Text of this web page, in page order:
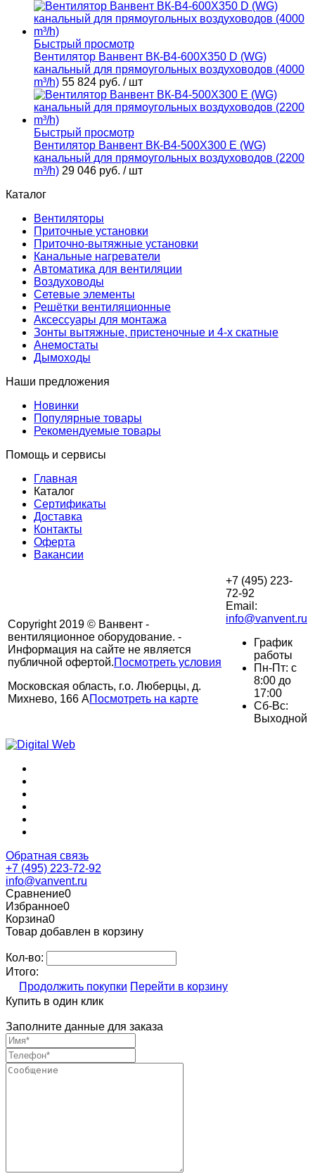
Быстрый просмотр
Вентилятор Ванвент ВК-В4-600Х350 D (WG)
канальный для прямоугольных воздуховодов (4000
m³/h) 55 824 руб. / шт
Быстрый просмотр
Вентилятор Ванвент ВК-В4-500Х300 E (WG)
канальный для прямоугольных воздуховодов (2200
m³/h) 29 046 руб. / шт
Каталог
Вентиляторы
Приточные установки
Приточно-вытяжные установки
Канальные нагреватели
Автоматика для вентиляции
Воздуховоды
Сетевые элементы
Решётки вентиляционные
Аксессуары для монтажа
Зонты вытяжные, пристеночные и 4-х скатные
Анемостаты
Дымоходы
Наши предложения
Новинки
Популярные товары
Рекомендуемые товары
Помощь и сервисы
Главная
Каталог
Сертификаты
Доставка
Контакты
Оферта
Вакансии
Copyright 2019 © Ванвент -
вентиляционное оборудование. -
Информация на сайте не является
публичной офертой.Посмотреть условия
Московская область, г.о. Люберцы, д.
Михнево, 166 АПосмотреть на карте
+7 (495) 223-
72-92
Email:
info@vanvent.ru
График
работы
Пн-Пт: с
8:00 до
17:00
Сб-Вс:
Выходной
Обратная связь
+7 (495) 223-72-92
info@vanvent.ru
Сравнение0
Избранное0
Корзина0
Товар добавлен в корзину
Кол-во:
Итого:
Продолжить покупки Перейти в корзину
Купить в один клик
Заполните данные для заказа